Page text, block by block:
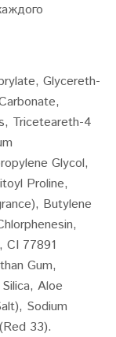
Glycereth-
Triceteareth-4
Glycol,
Proline,
Butylene
CI 77891
Gum,
Aloe
Sodium
33).